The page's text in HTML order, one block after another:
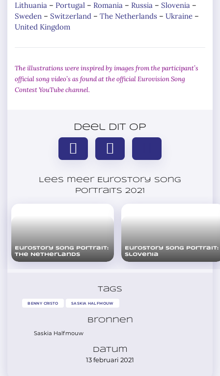
Lithuania – Portugal – Romania – Russia – Slovenia –
Sweden – Switzerland – The Netherlands – Ukraine –
United Kingdom
The illustrations were inspired by images from the participant’s
official song video’s as found at the official Eurovision Song
Contest YouTube channel.
Deel dit op
Lees meer Eurostory Song
Portraits 2021
Eurostory Song Portrait:
The Netherlands
Eurostory Song Portrait:
Slovenia
Tags
BENNY CRISTO SASKIA HALFMOUW
Bronnen
Saskia Halfmouw
Datum
13 februari 2021